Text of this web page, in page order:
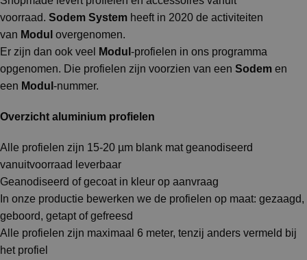
voorraad. Sodem System heeft in 2020 de activiteiten
van Modul overgenomen.
Er zijn dan ook veel
Modul -profielen in ons programma
opgenomen. Die profielen zijn voorzien van een Sodem en
een Modul -nummer.
Overzicht aluminium profielen
Alle profielen zijn 15-20 µm blank mat geanodiseerd
vanuitvoorraad leverbaar
Geanodiseerd of gecoat in kleur op aanvraag
In onze productie bewerken we de profielen op maat: gezaagd,
geboord, getapt of gefreesd
Alle profielen zijn maximaal 6 meter, tenzij anders vermeld bij
het profiel